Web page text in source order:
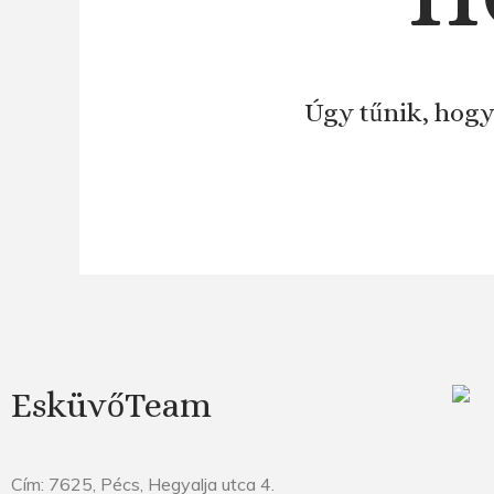
Úgy tűnik,
EsküvőTeam
Cím: 7625, Pécs, Hegyalja utca 4.